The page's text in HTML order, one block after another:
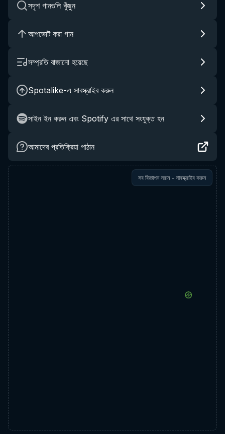
সদৃশ গানগুলি খুঁজুন
আপভোট করা গান
সম্প্রতি বাজানো হয়েছে
Spotalike-এ সাবস্ক্রাইব করুন
সাইন ইন করুন এবং Spotify এর সাথে সংযুক্ত হন
আমাদের প্রতিক্রিয়া পাঠান
সব বিজ্ঞাপন সরান - সাবস্ক্রাইব করুন